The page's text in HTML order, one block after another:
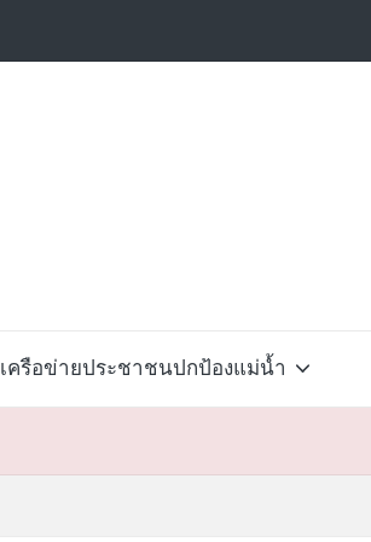
เครือข่ายประชาชนปกป้องแม่น้ำ